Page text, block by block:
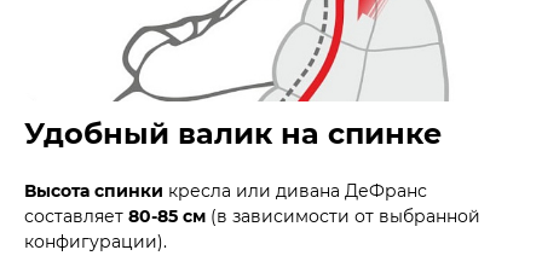
Удобный валик на спинке
Высота спинки кресла или дивана ДеФранс
составляет 80-85 см (в зависимости от выбранной
конфигурации).